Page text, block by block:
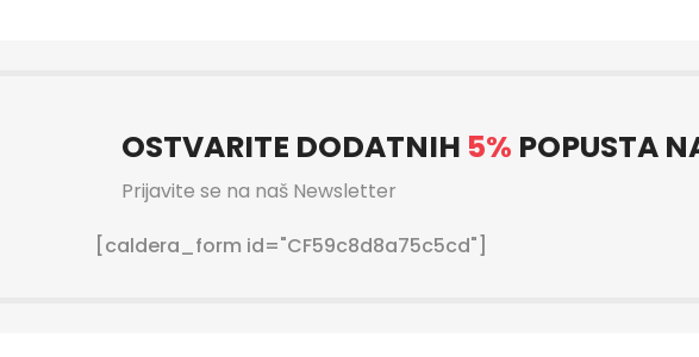
OSTVARITE DODATNIH 5% POPUSTA
Prijavite se na naš Newsletter
[caldera_form id="CF59c8d8a75c5cd"]